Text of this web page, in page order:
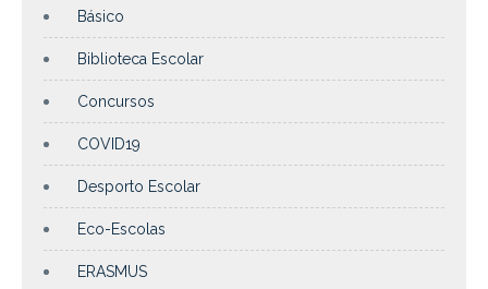
Básico
Biblioteca Escolar
Concursos
COVID19
Desporto Escolar
Eco-Escolas
ERASMUS